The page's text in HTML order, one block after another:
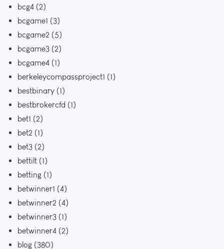
bcg4 (2)
bcgame1 (3)
bcgame2 (5)
bcgame3 (2)
bcgame4 (1)
berkeleycompassproject1 (1)
bestbinary (1)
bestbrokercfd (1)
bet1 (2)
bet2 (1)
bet3 (2)
bettilt (1)
betting (1)
betwinner1 (4)
betwinner2 (4)
betwinner3 (1)
betwinner4 (2)
blog (380)